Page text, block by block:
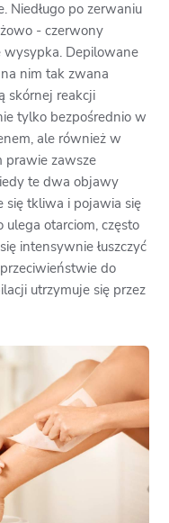
Niedługo po zerwaniu
- czerwony
Depilowane
nim tak zwana
skórnej reakcji
tylko bezpośrednio w
ale również w
prawie zawsze
te dwa objawy
się tkliwa i pojawia się
ulega otarciom, często
intensywnie łuszczyć
przeciwieństwie do
utrzymuje się przez